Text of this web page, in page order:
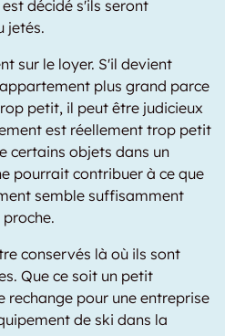
décidé s'ils seront
jetés.
sur le loyer. S'il devient
plus grand parce
petit, il peut être judicieux
est réellement trop petit
certains objets dans un
pourrait contribuer à ce que
semble suffisamment
conservés là où ils sont
Que ce soit un petit
rechange pour une entreprise
de ski dans la